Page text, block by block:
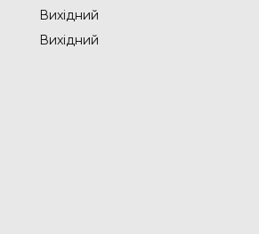
Вихідний
Вихідний